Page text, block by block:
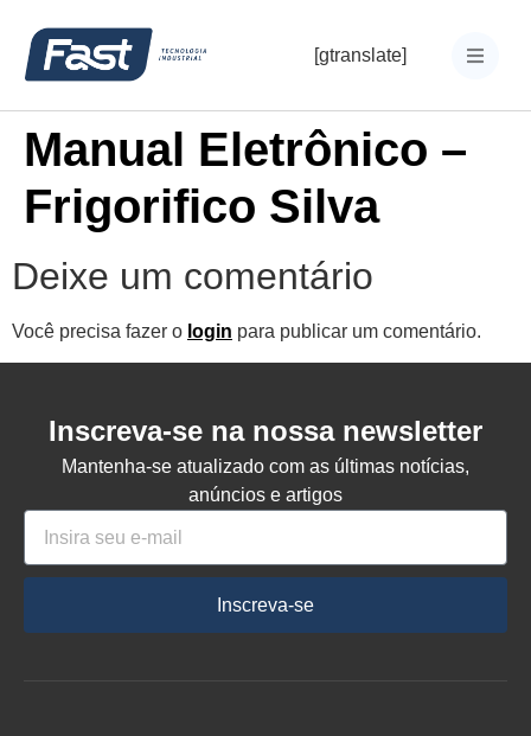
[gtranslate]
Manual Eletrônico –
Frigorifico Silva
Deixe um comentário
Você precisa fazer o login para publicar um comentário.
Inscreva-se na nossa newsletter
Mantenha-se atualizado com as últimas notícias,
anúncios e artigos
Inscreva-se